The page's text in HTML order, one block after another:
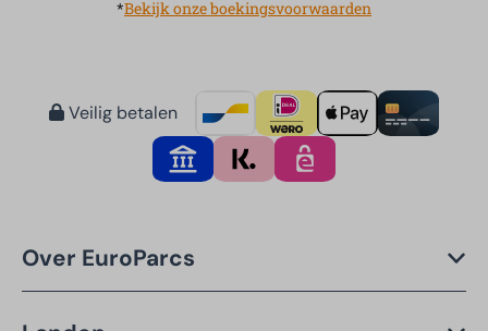
*Bekijk onze boekingsvoorwaarden
Veilig betalen
Over EuroParcs